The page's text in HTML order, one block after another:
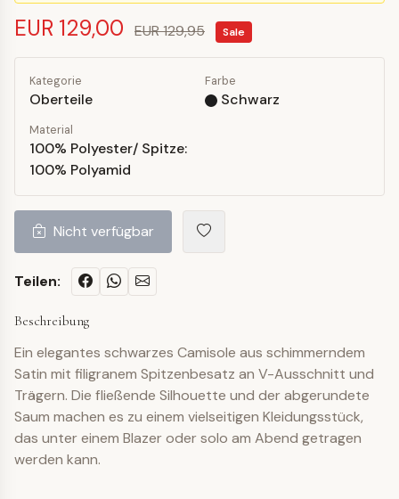
EUR 129,00 EUR 129,95 Sale
Kategorie
Oberteile
Farbe
Schwarz
Material
100% Polyester/ Spitze:
100% Polyamid
Nicht verfügbar
Teilen:
Beschreibung
Ein elegantes schwarzes Camisole aus schimmerndem
Satin mit filigranem Spitzenbesatz an V-Ausschnitt und
Trägern. Die fließende Silhouette und der abgerundete
Saum machen es zu einem vielseitigen Kleidungsstück,
das unter einem Blazer oder solo am Abend getragen
werden kann.